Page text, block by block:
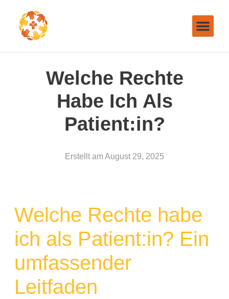
Welche Rechte
Habe Ich Als
Patient:in?
Erstellt amAugust 29, 2025
Welche Rechte habe
ich als Patient:in? Ein
umfassender
Leitfaden